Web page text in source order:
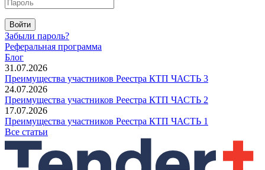
Войти
Забыли пароль?
Реферальная программа
Блог
31.07.2026
Преимущества участников Реестра КТП ЧАСТЬ 3
24.07.2026
Преимущества участников Реестра КТП ЧАСТЬ 2
17.07.2026
Преимущества участников Реестра КТП ЧАСТЬ 1
Все статьи